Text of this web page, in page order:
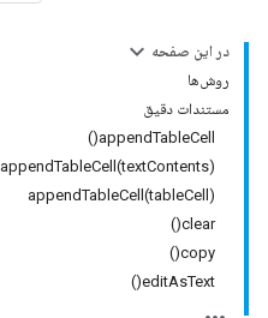
در این صفحه
روش‌ها
مستندات دقیق
appendTableCell()
appendTableCell(textContents)
appendTableCell(tableCell)
clear()
copy()
editAsText()